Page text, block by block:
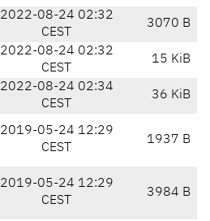
2022-08-24 02:32
CEST
3070 B
2022-08-24 02:32
CEST
15 KiB
2022-08-24 02:34
CEST
36 KiB
2019-05-24 12:29
CEST
1937 B
2019-05-24 12:29
CEST
3984 B